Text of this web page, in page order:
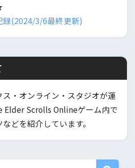
録(2024/3/6最終更新)
・オンライン・スタジオが運
Elder Scrolls Onlineゲーム内で
どを紹介しています。